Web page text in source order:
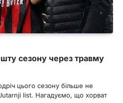
сезону через травму
цього сезону більше не
list. Нагадуємо, що хорват